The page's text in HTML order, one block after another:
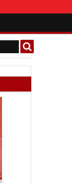
09:07 AM Godoy